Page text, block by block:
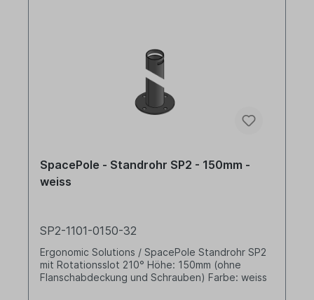
SpacePole - Standrohr SP2 - 150mm -
weiss
SP2-1101-0150-32
Ergonomic Solutions / SpacePole Standrohr SP2
mit Rotationsslot 210° Höhe: 150mm (ohne
Flanschabdeckung und Schrauben) Farbe: weiss